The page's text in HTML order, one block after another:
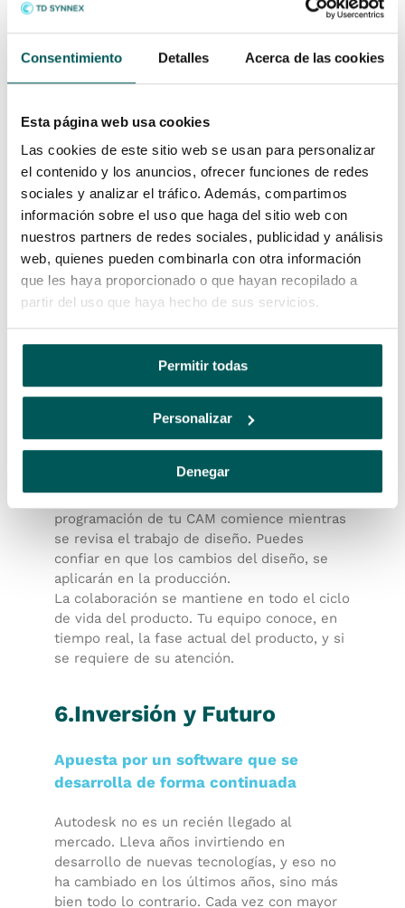
Consentimiento Detalles Acerca de las cookies
Esta página web usa cookies
Las cookies de este sitio web se usan para personalizar
el contenido y los anuncios, ofrecer funciones de redes
sociales y analizar el tráfico. Además, compartimos
información sobre el uso que haga del sitio web con
nuestros partners de redes sociales, publicidad y análisis
web, quienes pueden combinarla con otra información
que les haya proporcionado o que hayan recopilado a
partir del uso que haya hecho de sus servicios.
Permitir todas
Personalizar
Denegar
optimizar tus instalaciones de producción,
cumplir con los requisitos de los clientes y
acabar los productos más rápidamente.
Planifica, instala y gestiona todo el
disposición de la fábrica, la secuencia
de instalación y el análisis del proceso.
Identifica los cuellos de botella de los
procesos y optimiza el rendimiento de
la producción, con herramientas
intuitivas de simulación de sucesos. Y
hazlo antes, de hacer inversiones de
capital o de mover físicamente
cualquier equipo de tu fábrica.
Trabaja simultáneamente entre tus
diseños 3D en Autodesk Inventor, y la
creación de rutas de CAM, para que los
modelos se fabriquen con precisión y a
tiempo.
software CAM de Autodeskgenera
automáticamente elprograma CNCsegún la
adaptará la ruta a los cambios en el modelo
de diseño. Esto permitirá que la
programación de tu CAM comience mientras
se revisa el trabajo de diseño. Puedes
confiar en que los cambios del diseño, se
aplicarán en la producción.
La colaboración se mantiene en todo el ciclo
de vida del producto. Tu equipo conoce, en
tiempo real, la fase actual del producto, y si
se requiere de su atención.
6.Inversión y Futuro
Apuesta por un software que se
desarrolla de forma continuada
Autodesk no es un recién llegado al
mercado. Lleva años invirtiendo en
desarrollo de nuevas tecnologías, y eso no
ha cambiado en los últimos años, sino más
bien todo lo contrario. Cada vez con mayor